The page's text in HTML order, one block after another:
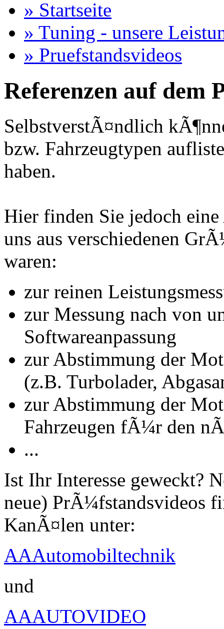
» Startseite
» Tuning - unsere
» Pruefstandsvideos
Referenzen auf dem
SelbstverstÃ¤ndlich
bzw. Fahrzeugtypen
haben.
Hier finden Sie jedoch
uns aus verschiedenen
waren:
zur reinen
zur Messung nach von
Softwareanpassung
zur Abstimmung der
(z.B. Turbolader,
zur Abstimmung der
Fahrzeugen fÃ¼r den
...
Ist Ihr Interesse geweckt?
neue) PrÃ¼fstandsvideos
KanÃ¤len unter:
AAAutomobiltechnik
und
AAAUTOVIDEO